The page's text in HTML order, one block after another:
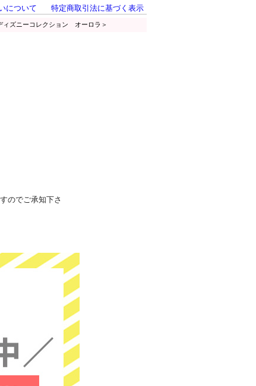
について 特定商取引法に基づく表示
ズニーコレクション オーロラ＞
のでご承知下さ